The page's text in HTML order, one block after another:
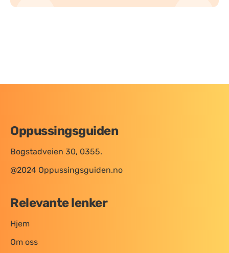
Oppussingsguiden
Bogstadveien 30, 0355.
@2024 Oppussingsguiden.no
Relevante lenker
Hjem
Om oss